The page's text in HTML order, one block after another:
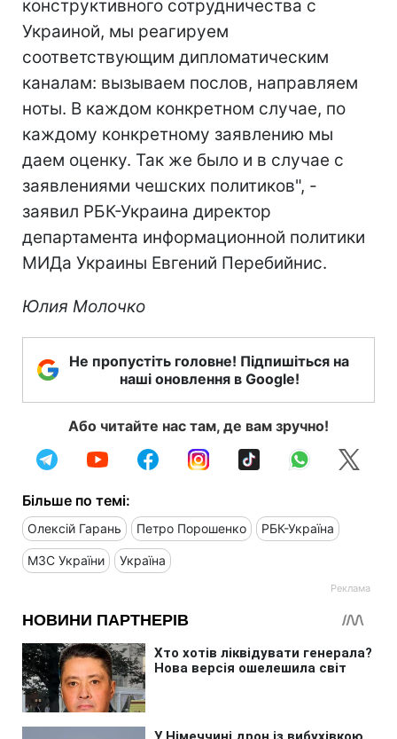
конструктивного сотрудничества с
Украиной, мы реагируем
соответствующим дипломатическим
каналам: вызываем послов, направляем
ноты. В каждом конкретном случае, по
каждому конкретному заявлению мы
даем оценку. Так же было и в случае с
заявлениями чешских политиков", -
заявил РБК-Украина директор
департамента информационной политики
МИДа Украины Евгений Перебийнис.
Юлия Молочко
Не пропустіть головне! Підпишіться на
наші оновлення в Google!
Або читайте нас там, де вам зручно!
Більше по темі:
Олексій Гарань Петро Порошенко РБК-Україна
МЗС України Україна